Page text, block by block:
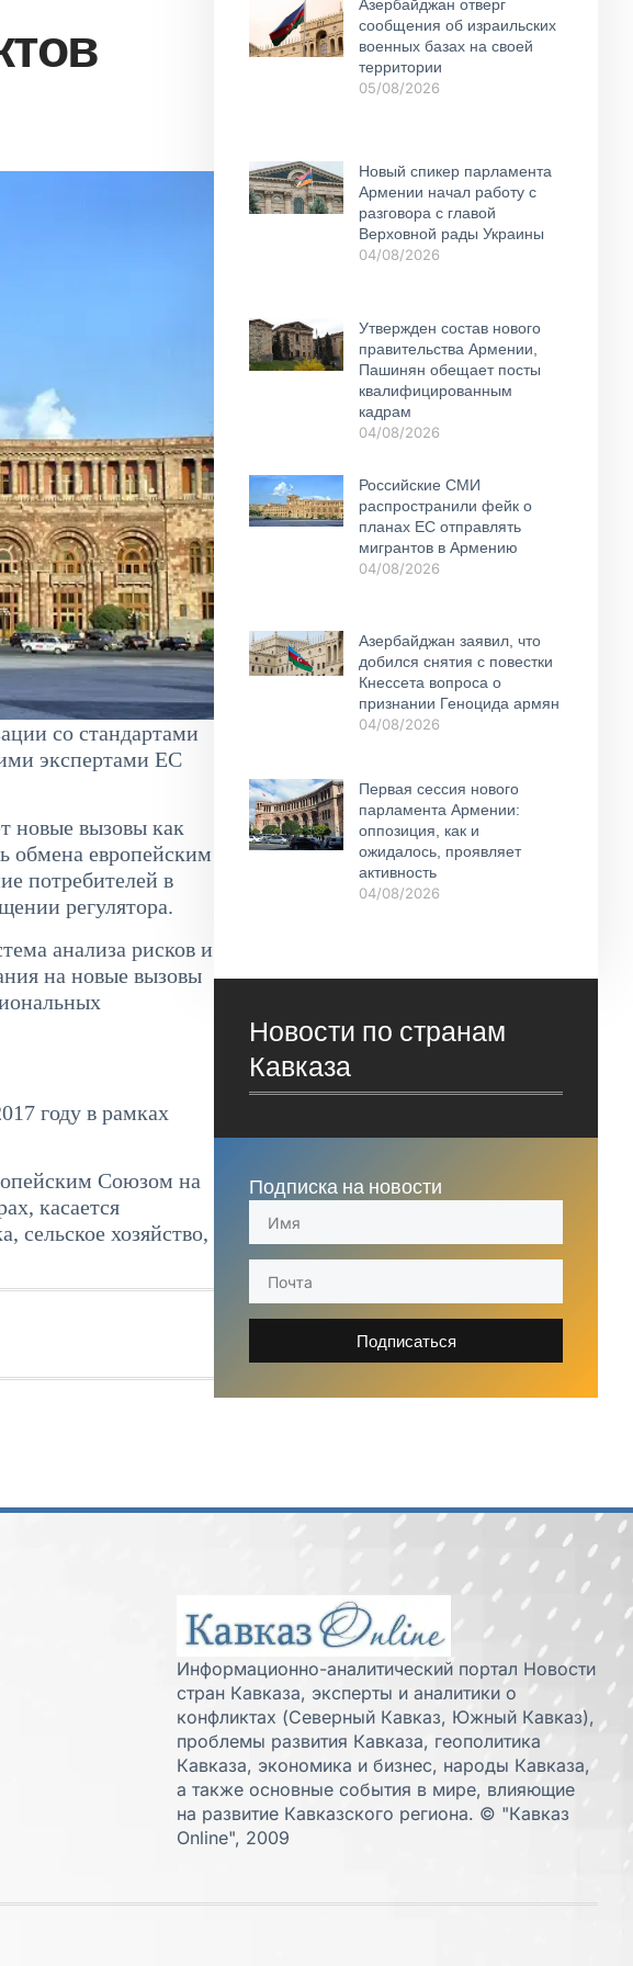
со стандартами
экспертами ЕС
новые вызовы как
обмена европейским
потребителей в
регулятора.
анализа рисков и
на новые вызовы
году в рамках
Союзом на
касается
сельское хозяйство,
Азербайджан отверг
сообщения об израильских
военных базах на своей
территории
05/08/2026
Новый спикер парламента
Армении начал работу с
разговора с главой
Верховной рады Украины
04/08/2026
Утвержден состав нового
правительства Армении,
Пашинян обещает посты
квалифицированным
кадрам
04/08/2026
Российские СМИ
распространили фейк о
планах ЕС отправлять
мигрантов в Армению
04/08/2026
Азербайджан заявил, что
добился снятия с повестки
Кнессета вопроса о
признании Геноцида армян
04/08/2026
Первая сессия нового
парламента Армении:
оппозиция, как и
ожидалось, проявляет
активность
04/08/2026
Новости по странам
Кавказа
Подписка на новости
Подписаться
Информационно-аналитический портал Новости
стран Кавказа, эксперты и аналитики о
конфликтах (Северный Кавказ, Южный Кавказ),
проблемы развития Кавказа, геополитика
Кавказа, экономика и бизнес, народы Кавказа,
а также основные события в мире, влияющие
на развитие Кавказского региона. © "Кавказ
Online", 2009